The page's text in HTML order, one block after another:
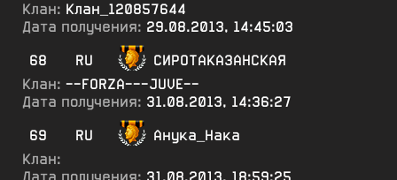
Клан: Клан_120857644
Дата получения: 29.08.2013, 14:45:03
68
RU
СИРОТАКАЗАНСКАЯ
Клан: --FORZA---JUVE--
Дата получения: 31.08.2013, 14:36:27
69
RU
Анука_Нака
Клан: